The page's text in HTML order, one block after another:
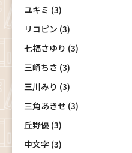
ユキミ (3)
リコピン (3)
七福さゆり (3)
三崎ちさ (3)
三川みり (3)
三角あきせ (3)
丘野優 (3)
中文字 (3)